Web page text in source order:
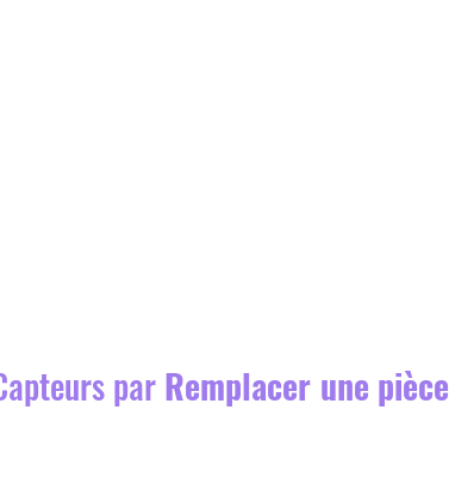
par Remplacer une pièce